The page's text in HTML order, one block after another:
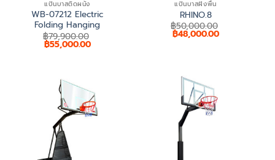
แป้นบาสติดผนัง
WB-07212 Electric
Folding Hanging
฿79,900.00
Original
price
฿55,000.00Current
price
แป้นบาสฝังพื้น
RHINO.8
฿50,000.00
Original
price
฿48,000.00Current